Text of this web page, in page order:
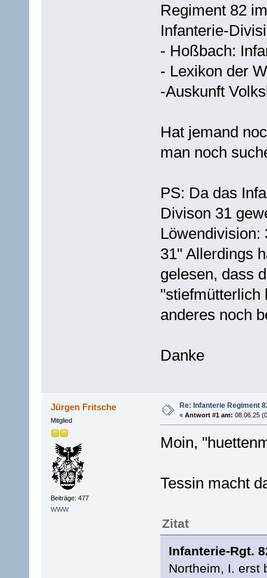
Regiment 82
Infanterie-
- Hoßbach:
- Lexikon der
-Auskunft
Hat jemand
man noch
PS: Da das
Divison 31
Löwendivision:
31" Allerdings
gelesen, dass
"stiefmütterlich
anderes noch
Danke
Jürgen Fritsche
Mitglied
Beiträge: 477
WWW
Re: Infanterie Regiment
« Antwort #1 am: 08.06.25
Moin,
Tessin macht
Zitat
Infanterie-Rgt.
Northeim, I. erst